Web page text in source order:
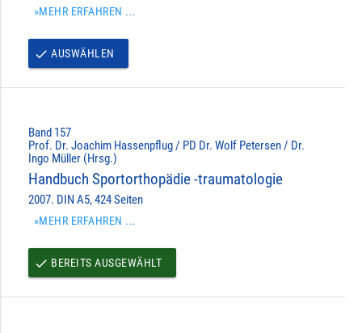
»MEHR ERFAHREN ...
done AUSWÄHLEN
Band 157
Prof. Dr. Joachim Hassenpflug / PD Dr. Wolf Petersen / Dr.
Ingo Müller (Hrsg.)
Handbuch Sportorthopädie -traumatologie
2007. DIN A5, 424 Seiten
»MEHR ERFAHREN ...
done BEREITS AUSGEWÄHLT